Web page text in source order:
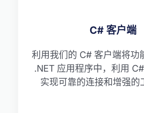
C# 客户端
利用我们的 C# 客户端将功
.NET 应用程序中，利用
实现可靠的连接和增强的